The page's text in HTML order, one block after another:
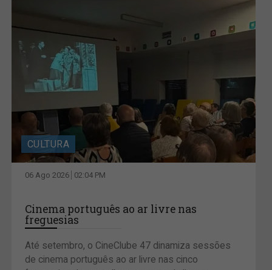
CULTURA
06 Ago 2026 02:04 PM
Cinema português ao ar livre nas
freguesias
Até setembro, o CineClube 47 dinamiza sessões
de cinema português ao ar livre nas cinco